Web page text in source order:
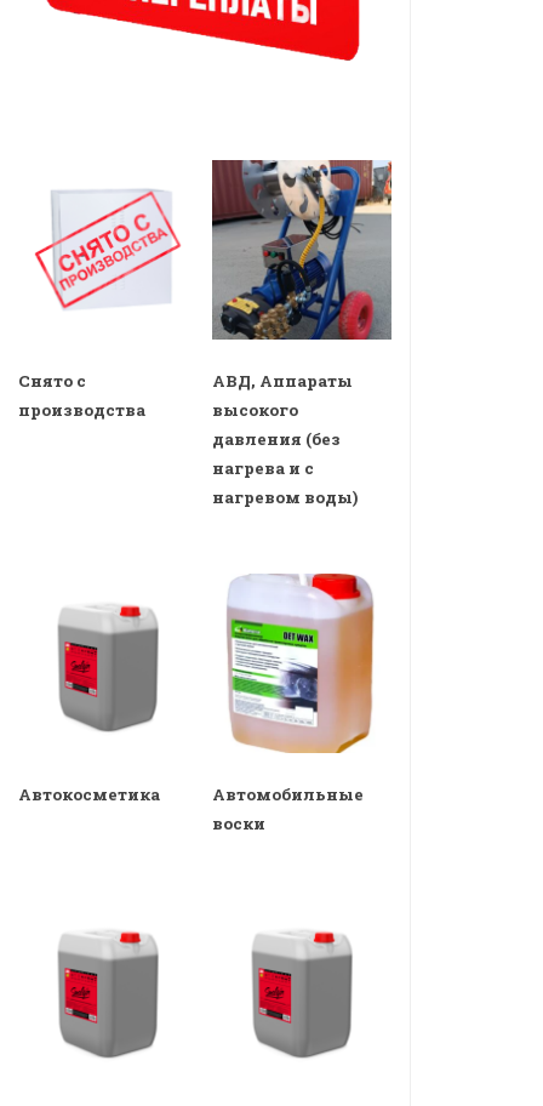
Снято с
производства
АВД, Аппараты
высокого
давления (без
нагрева и с
нагревом воды)
Автокосметика
Автомобильные
воски